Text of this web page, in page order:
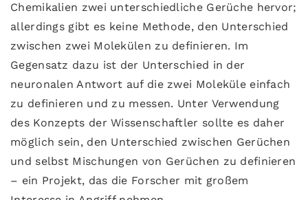
Chemikalien zwei unterschiedliche Gerüche hervor;
allerdings gibt es keine Methode, den Unterschied
zwischen zwei Molekülen zu definieren. Im
Gegensatz dazu ist der Unterschied in der
neuronalen Antwort auf die zwei Moleküle einfach
zu definieren und zu messen. Unter Verwendung
des Konzepts der Wissenschaftler sollte es daher
möglich sein, den Unterschied zwischen Gerüchen
und selbst Mischungen von Gerüchen zu definieren
– ein Projekt, das die Forscher mit großem